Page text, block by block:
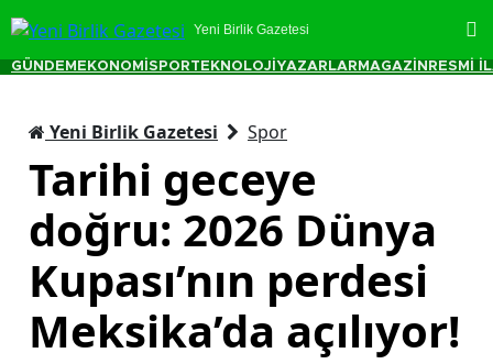
Yeni Birlik Gazetesi
GÜNDEM EKONOMİ SPORTEKNOLOJİ YAZARLAR MAGAZİN RESMİ
Yeni Birlik Gazetesi Spor
Tarihi geceye
doğru: 2026 Dünya
Kupası’nın perdesi
Meksika’da açılıyor!